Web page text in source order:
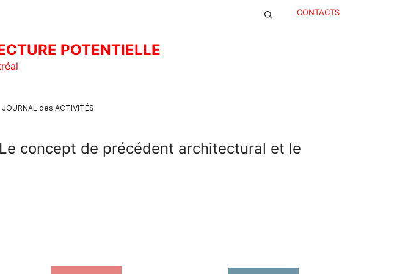
CONTACTS
POTENTIELLE
JOURNAL des ACTIVITÉS
concept de précédent architectural et le